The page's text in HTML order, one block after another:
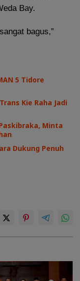
Bay.
bagus,”
5 Tidore
Kie Raha Jadi
Minta
Dukung Penuh